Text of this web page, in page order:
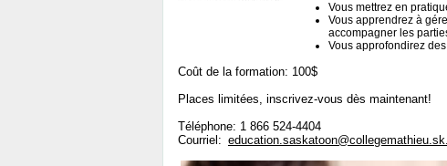
Vous mettrez en
Vous apprendrez à
accompagner les
Vous approfondirez
Coût de la formation: 100$
Places limitées, inscrivez-vous dès maintenant!
Téléphone: 1 866 524-4404
Courriel: